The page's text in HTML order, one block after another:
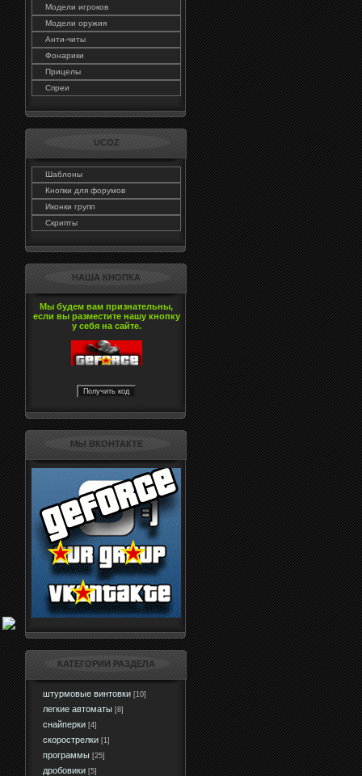
Модели игроков
Модели оружия
Анти-читы
Фонарики
Прицелы
Спреи
UCOZ
Шаблоны
Кнопки для форумов
Иконки групп
Скрипты
НАША КНОПКА
Мы будем вам признательны,
если вы разместите нашу кнопку
у себя на сайте.
МЫ ВКОНТАКТЕ
КАТЕГОРИИ РАЗДЕЛА
штурмовые винтовки [10]
легкие автоматы [8]
снайперки [4]
скорострелки [1]
программы [25]
дробовики [5]